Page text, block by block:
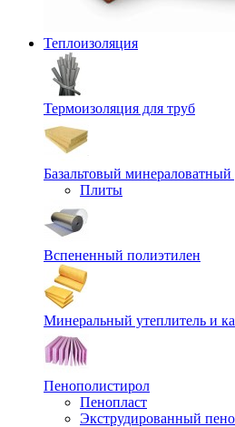
Теплоизоляция
Термоизоляция для труб
Базальтовый минераловатный
Плиты
Вспененный полиэтилен
Минеральный утеплитель и
Пенополистирол
Пенопласт
Экструдированный